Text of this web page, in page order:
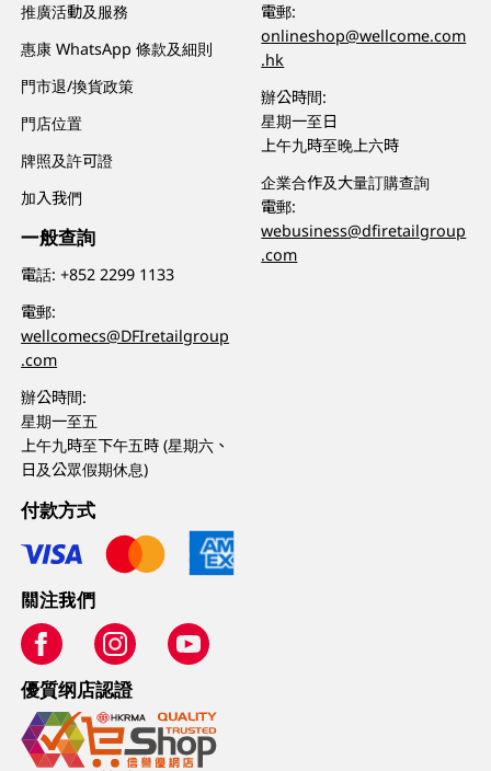
推廣活動及服務
惠康 WhatsApp 條款及細則
門市退/換貨政策
門店位置
牌照及許可證
加入我們
一般查詢
電話:+852 2299 1133
電郵:
wellcomecs@DFIretailgroup
.com
辦公時間:
星期一至五
上午九時至下午五時 (星期六、
日及公眾假期休息)
電郵:
onlineshop@wellcome.com
.hk
辦公時間:
星期一至日
上午九時至晚上六時
企業合作及大量訂購查詢
電郵:
webusiness@dfiretailgroup
.com
付款方式
關注我們
優質纲店認證